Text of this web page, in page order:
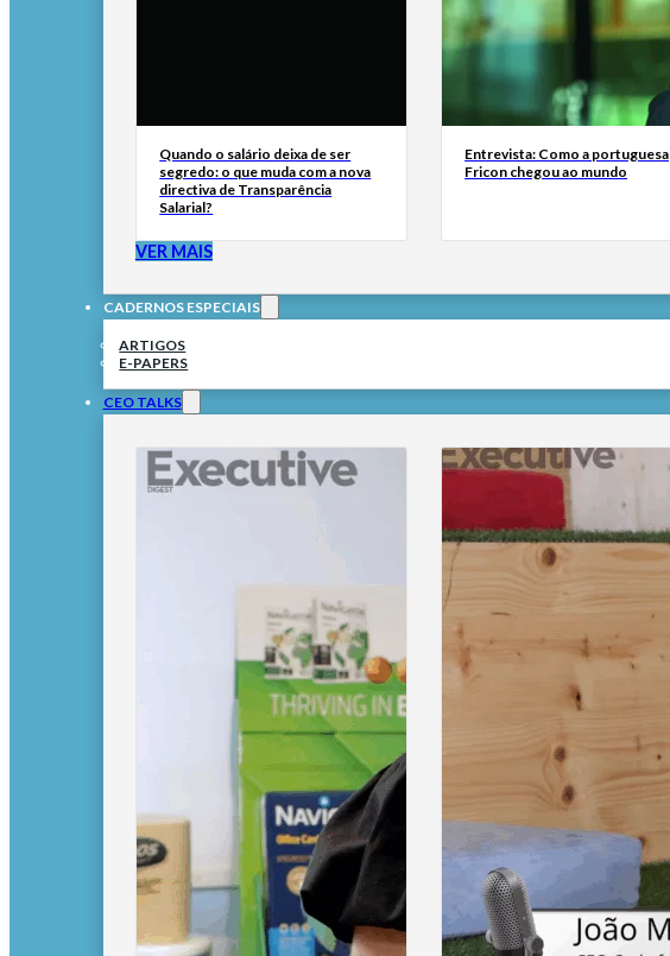
Quando o salário deixa de ser
segredo: o que muda com a nova
directiva de Transparência
Salarial?
Entrevista: Como a portuguesa
Fricon chegou ao mundo
VER MAIS
CADERNOS ESPECIAIS
ARTIGOS
E-PAPERS
CEO TALKS